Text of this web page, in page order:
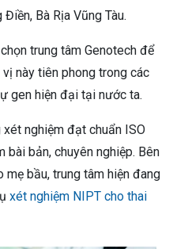
Bà Rịa Vũng Tàu.
trung tâm Genotech để
này tiên phong trong các
gen hiện đại tại nước ta.
nghiệm đạt chuẩn ISO
bài bản, chuyên nghiệp. Bên
bầu, trung tâm hiện đang
xét nghiệm NIPT cho thai